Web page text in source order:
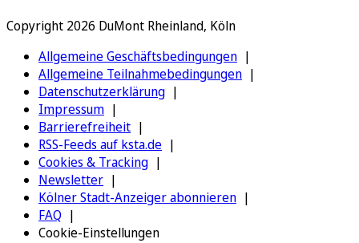
Copyright 2026 DuMont Rheinland, Köln
Allgemeine Geschäftsbedingungen
Allgemeine Teilnahmebedingungen
Datenschutzerklärung
Impressum
Barrierefreiheit
RSS-Feeds auf ksta.de
Cookies & Tracking
Newsletter
Kölner Stadt-Anzeiger abonnieren
FAQ
Cookie-Einstellungen